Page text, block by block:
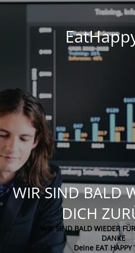
WIR SIND BALD
DICH
WIR SIND BALD WIEDER
DANKE
Deine EAT